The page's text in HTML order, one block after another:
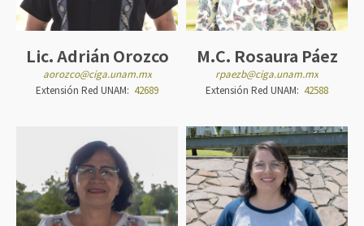
Lic. Adrián Orozco
aorozco@ciga.unam.mx
Extensión Red UNAM: 42689
M.C. Rosaura Páez
rpaezb@ciga.unam.mx
Extensión Red UNAM: 42588